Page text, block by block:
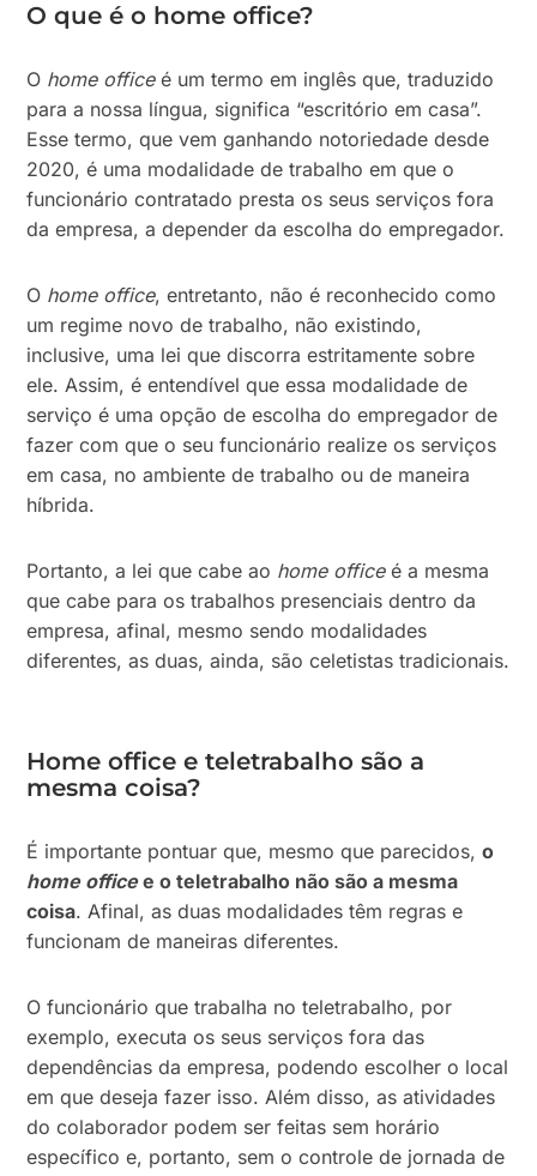
O que é o home office?
O home officeé um termo em inglês que, traduzido
para a nossa língua, significa “escritório em casa”.
Esse termo, que vem ganhando notoriedade desde
2020, é uma modalidade de trabalho em que o
funcionário contratado presta os seus serviços fora
da empresa, a depender da escolha do empregador.
O home office, entretanto, não é reconhecido como
um regime novo de trabalho, não existindo,
inclusive, uma lei que discorra estritamente sobre
ele. Assim, é entendível que essa modalidade de
serviço é uma opção de escolha do empregador de
fazer com que o seu funcionário realize os serviços
em casa, no ambiente de trabalho ou de maneira
híbrida.
Portanto, a lei que cabe ao home officeé a mesma
que cabe para os trabalhos presenciais dentro da
empresa, afinal, mesmo sendo modalidades
diferentes, as duas, ainda, são celetistas tradicionais.
Home office e teletrabalho são a
mesma coisa?
É importante pontuar que, mesmo que parecidos,o
home officee o teletrabalho não são a mesma
coisa. Afinal, as duas modalidades têm regras e
funcionam de maneiras diferentes.
O funcionário que trabalha no teletrabalho, por
exemplo, executa os seus serviços fora das
dependências da empresa, podendo escolher o local
em que deseja fazer isso. Além disso, as atividades
do colaborador podem ser feitas sem horário
específico e, portanto, sem o controle de jornada de